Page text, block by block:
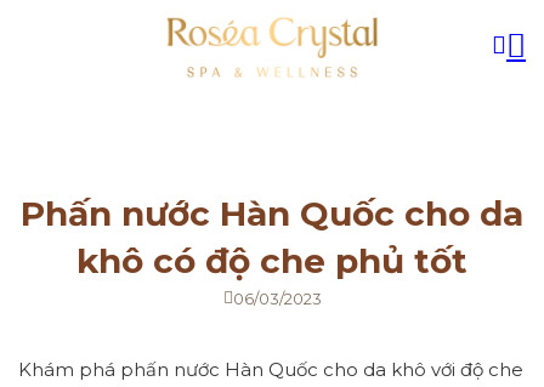
Phấn nước Hàn Quốc cho da
khô có độ che phủ tốt
06/03/2023
Khám phá phấn nước Hàn Quốc cho da khô với độ che